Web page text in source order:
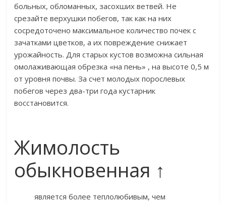
больных, обломанных, засохших ветвей. Не
срезайте верхушки побегов, так как на них
сосредоточено максимальное количество почек с
зачатками цветков, а их повреждение снижает
урожайность. Для старых кустов возможна сильная
омолаживающая обрезка «на пень» , на высоте 0,5 м
от уровня почвы. За счет молодых порослевых
побегов через два-три года кустарник
восстановится.​
Жимолость
обыкновенная ↑
​ ​​является более теплолюбивым, чем